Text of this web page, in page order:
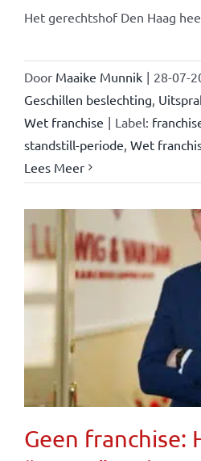
Het gerechtshof Den Haag
Door Maaike Munnik | 28-07-
Geschillen beslechting,
Wet franchise | Label:
standstill-periode, Wet
Lees Meer
Geen franchise: